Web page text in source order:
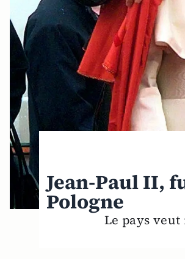
Jean-Paul II,
Pologne
Le pays